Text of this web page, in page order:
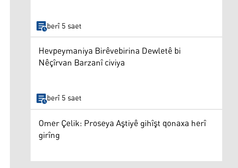
berî 5 saet
Hevpeymaniya Birêvebirina Dewletê bi
Nêçîrvan Barzanî civiya
berî 5 saet
Omer Çelik: Proseya Aştiyê gihîşt qonaxa herî
girîng